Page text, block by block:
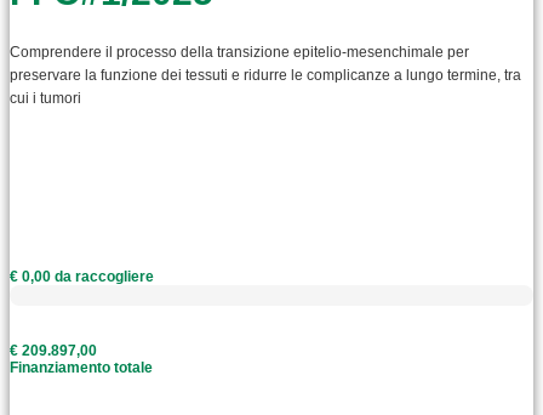
Comprendere il processo della transizione epitelio-mesenchimale per
preservare la funzione dei tessuti e ridurre le complicanze a lungo termine, tra
cui i tumori
€ 0,00 da raccogliere
€ 209.897,00
Finanziamento totale